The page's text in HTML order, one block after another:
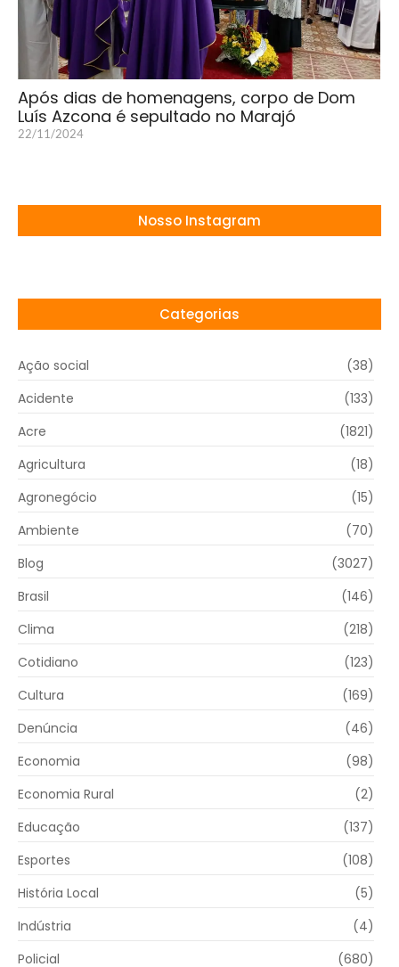
Após dias de homenagens, corpo de Dom
Luís Azcona é sepultado no Marajó
22/11/2024
Nosso Instagram
Categorias
Ação social
(38)
Acidente
(133)
Acre
(1821)
Agricultura
(18)
Agronegócio
(15)
Ambiente
(70)
Blog
(3027)
Brasil
(146)
Clima
(218)
Cotidiano
(123)
Cultura
(169)
Denúncia
(46)
Economia
(98)
Economia Rural
(2)
Educação
(137)
Esportes
(108)
História Local
(5)
Indústria
(4)
Policial
(680)